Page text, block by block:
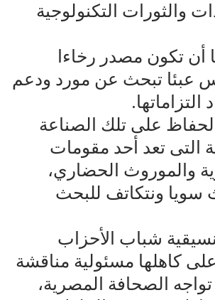
والثورات التكنولوجية
أن تكون مصدر رخاءا
عبئا تبحث عن مورد ودعم
الحفاظ على تلك الصناعة
التى تعد أحد مقومات
والموروث الحضاري،
ونتكاتف للبحث
شباب الأحزاب
كاهلها مسئولية مناقشة
تواجه الصحافة المصرية،